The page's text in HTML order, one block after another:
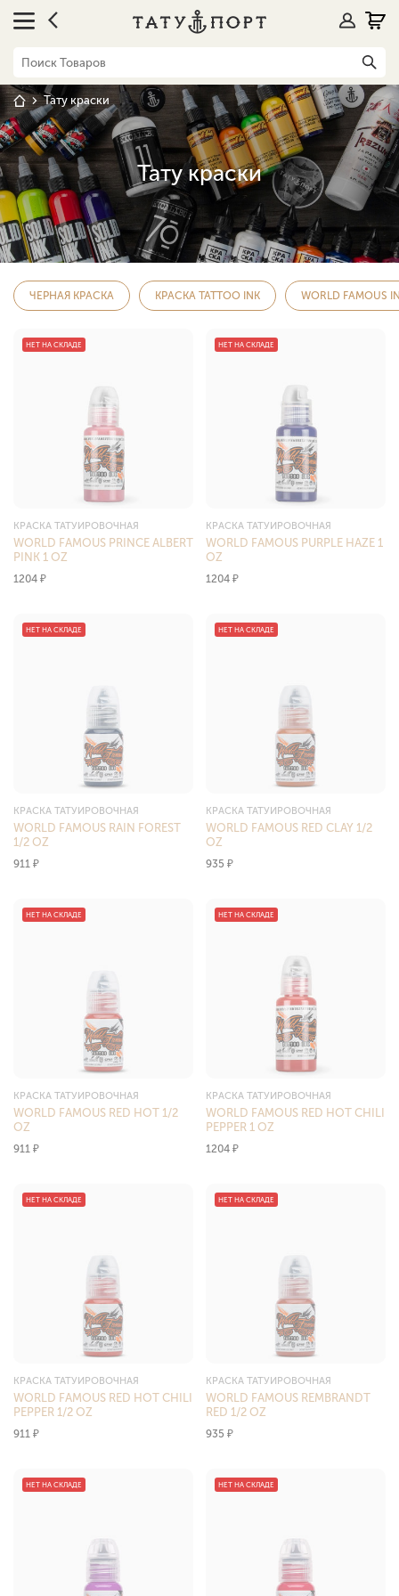
Тату краски
Тату краски
ЧЕРНАЯ КРАСКА КРАСКА TATTOO INK WORLD FAMOUS
КРАСКА ТАТУИРОВОЧНАЯ
WORLD FAMOUS PRINCE ALBERT
PINK 1 OZ
1204 ₽
НЕТ НА СКЛАДЕ
КРАСКА ТАТУИРОВОЧНАЯ
WORLD FAMOUS PURPLE HAZE 1
OZ
1204 ₽
НЕТ НА СКЛАДЕ
КРАСКА ТАТУИРОВОЧНАЯ
WORLD FAMOUS RAIN FOREST
1/2 OZ
911 ₽
НЕТ НА СКЛАДЕ
КРАСКА ТАТУИРОВОЧНАЯ
WORLD FAMOUS RED CLAY 1/2
OZ
935 ₽
НЕТ НА СКЛАДЕ
КРАСКА ТАТУИРОВОЧНАЯ
WORLD FAMOUS RED HOT 1/2
OZ
911 ₽
НЕТ НА СКЛАДЕ
КРАСКА ТАТУИРОВОЧНАЯ
WORLD FAMOUS RED HOT CHILI
PEPPER 1 OZ
1204 ₽
НЕТ НА СКЛАДЕ
КРАСКА ТАТУИРОВОЧНАЯ
WORLD FAMOUS RED HOT CHILI
PEPPER 1/2 OZ
911 ₽
НЕТ НА СКЛАДЕ
КРАСКА ТАТУИРОВОЧНАЯ
WORLD FAMOUS REMBRANDT
RED 1/2 OZ
935 ₽
НЕТ НА СКЛАДЕ
НЕТ НА СКЛАДЕ НЕТ НА СКЛАДЕ